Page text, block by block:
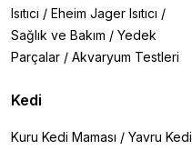
Isıtıcı / Eheim Jager Isıtıcı /
Sağlık ve Bakım / Yedek
Parçalar / Akvaryum Testleri
Kedi
Kuru Kedi Maması / Yavru Kedi